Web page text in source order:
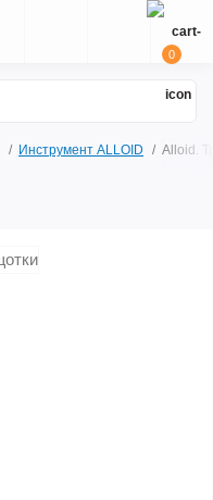
0
Инструмент ALLOID Alloid.